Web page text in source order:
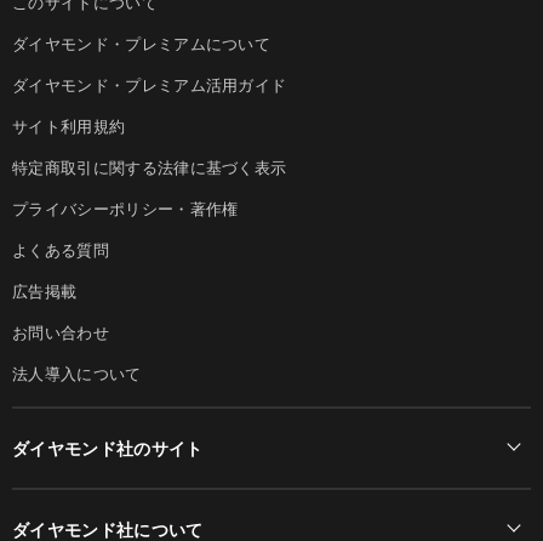
ダイヤモンド・プレミアムについて
ダイヤモンド・プレミアム活用ガイド
サイト利用規約
特定商取引に関する法律に基づく表示
プライバシーポリシー・著作権
よくある質問
広告掲載
お問い合わせ
法人導入について
ダイヤモンド社のサイト
ダイヤモンド社について